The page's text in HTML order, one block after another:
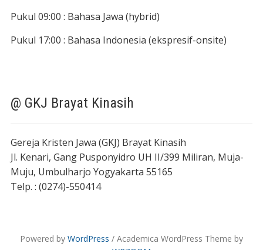
Pukul 09:00 : Bahasa Jawa (hybrid)
Pukul 17:00 : Bahasa Indonesia (ekspresif-onsite)
@ GKJ Brayat Kinasih
Gereja Kristen Jawa (GKJ) Brayat Kinasih
Jl. Kenari, Gang Pusponyidro UH II/399 Miliran, Muja-
Muju, Umbulharjo Yogyakarta 55165
Telp. : (0274)-550414
Powered by WordPress / Academica WordPress Theme by